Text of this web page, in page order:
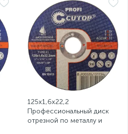
125х1,6х22,2
Профессиональный диск
отрезной по металлу и